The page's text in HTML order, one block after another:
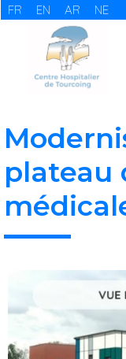
FR EN AR NE
Modernisation du
plateau